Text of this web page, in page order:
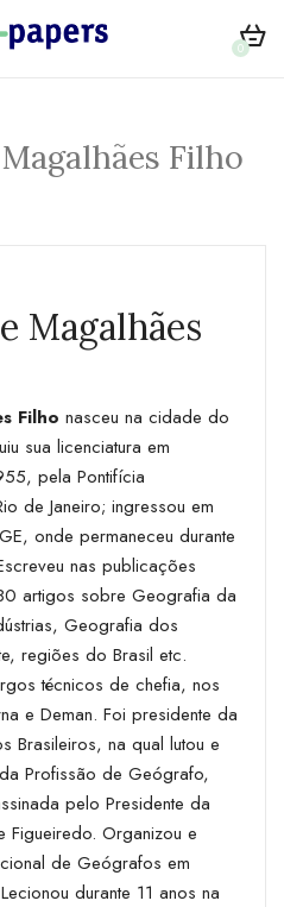
0
Filho
Magalhães
Filho nasceu na cidade do
sua licenciatura em
pela Pontifícia
de Janeiro; ingressou em
onde permaneceu durante
nas publicações
artigos sobre Geografia da
Geografia dos
regiões do Brasil etc.
técnicos de chefia, nos
e Deman. Foi presidente da
Brasileiros, na qual lutou e
Profissão de Geógrafo,
pelo Presidente da
Figueiredo. Organizou e
de Geógrafos em
durante 11 anos na